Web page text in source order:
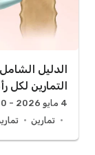
الدليل
التمارين لكل
4 مايو 2026 - 11:00ص
تمارين